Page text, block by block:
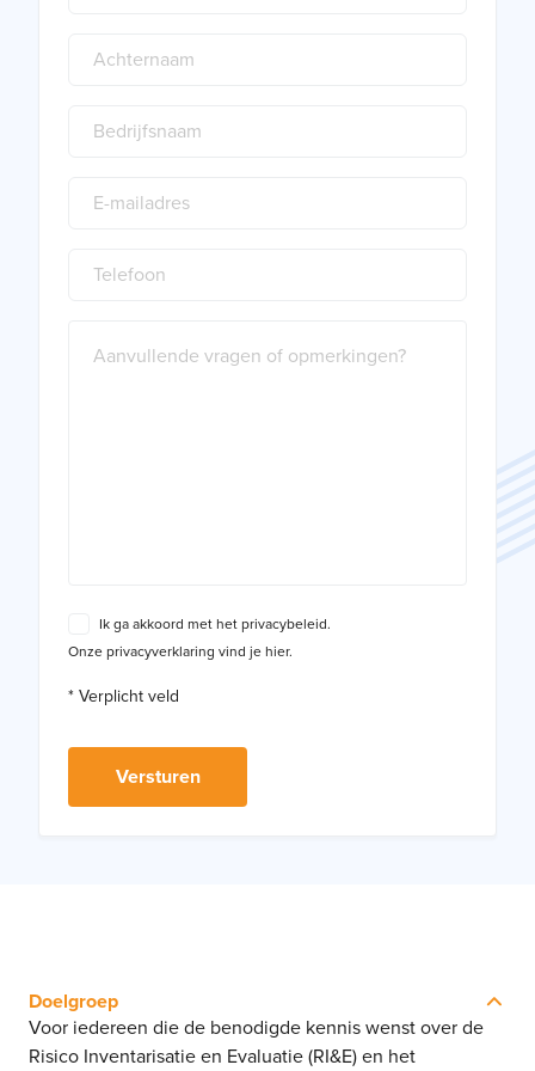
Ik ga akkoord met het privacybeleid.
Onze privacyverklaring vind je hier.
* Verplicht veld
Doelgroep
Voor iedereen die de benodigde kennis wenst over de
Risico Inventarisatie en Evaluatie (RI&E) en het